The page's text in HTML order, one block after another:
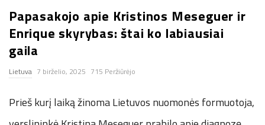
n
.
n
e
Papasakojo apie Kristinos Meseguer ir
Enrique skyrybas: štai ko labiausiai
gaila
Lietuva 7 birželio, 2025 715 Peržiūrėjo
Prieš kurį laiką žinoma Lietuvos nuomonės formuotoja,